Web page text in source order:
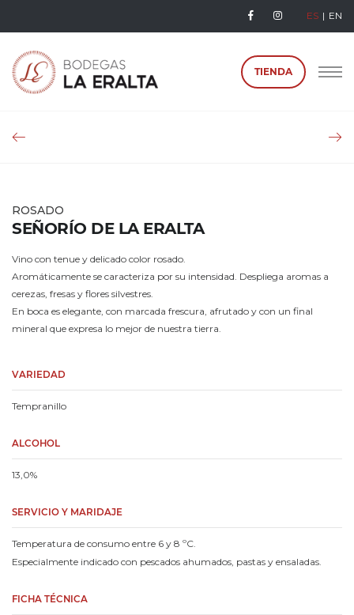
ES EN
TIENDA
ROSADO
SEÑORÍO DE LA ERALTA
Vino con tenue y delicado color rosado.
Aromáticamente se caracteriza por su intensidad. Despliega aromas a
cerezas, fresas y flores silvestres.
En boca es elegante, con marcada frescura, afrutado y con un final
mineral que expresa lo mejor de nuestra tierra.
VARIEDAD
Tempranillo
ALCOHOL
13,0%
SERVICIO Y MARIDAJE
Temperatura de consumo entre 6 y 8 ºC.
Especialmente indicado con pescados ahumados, pastas y ensaladas.
FICHA TÉCNICA